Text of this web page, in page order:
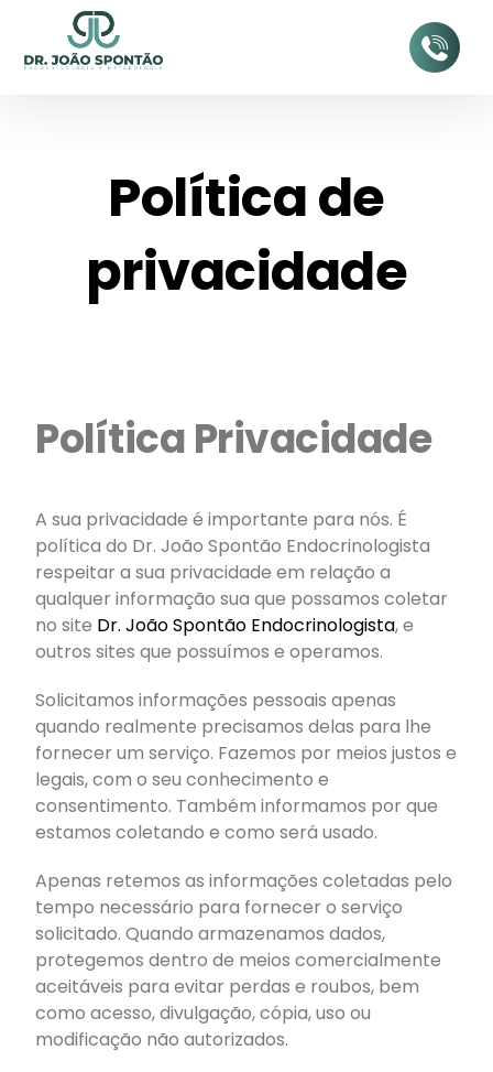
Política de
privacidade
Política Privacidade
A sua privacidade é importante para nós. É
política do Dr. João Spontão Endocrinologista
respeitar a sua privacidade em relação a
qualquer informação sua que possamos coletar
no site Dr. João Spontão Endocrinologista, e
outros sites que possuímos e operamos.
Solicitamos informações pessoais apenas
quando realmente precisamos delas para lhe
fornecer um serviço. Fazemos por meios justos e
legais, com o seu conhecimento e
consentimento. Também informamos por que
estamos coletando e como será usado.
Apenas retemos as informações coletadas pelo
tempo necessário para fornecer o serviço
solicitado. Quando armazenamos dados,
protegemos dentro de meios comercialmente
aceitáveis ​​para evitar perdas e roubos, bem
como acesso, divulgação, cópia, uso ou
modificação não autorizados.